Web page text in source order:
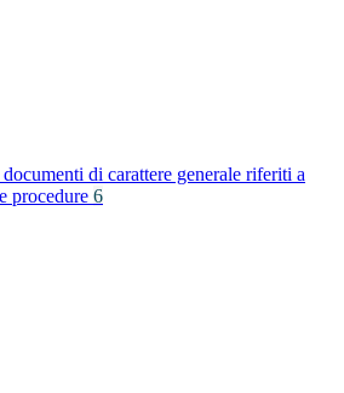
di carattere generale riferiti a
procedure 6